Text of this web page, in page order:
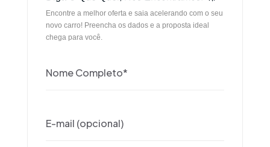
Encontre a melhor oferta e saia acelerando com o seu
novo carro! Preencha os dados e a proposta ideal
chega para você.